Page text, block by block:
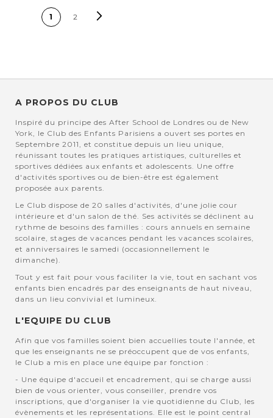
Vous lisez
1 2
A PROPOS DU CLUB
Inspiré du principe des After School de Londres ou de New
York, le Club des Enfants Parisiens a ouvert ses portes en
Septembre 2011, et constitue depuis un lieu unique,
réunissant toutes les pratiques artistiques, culturelles et
sportives dédiées aux enfants et adolescents. Une offre
d'activités sportives ou de bien-être est également
proposée aux parents.
Le Club dispose de 20 salles d'activités, d'une jolie cour
intérieure et d'un salon de thé. Ses activités se déclinent au
rythme de besoins des familles : cours annuels en semaine
scolaire, stages de vacances pendant les vacances scolaires,
et anniversaires le samedi (occasionnellement le
dimanche).
Tout y est fait pour vous faciliter la vie, tout en sachant vos
enfants bien encadrés par des enseignants de haut niveau,
dans un lieu convivial et lumineux.
L'EQUIPE DU CLUB
Afin que vos familles soient bien accuellies toute l'année, et
que les enseignants ne se préoccupent que de vos enfants,
le Club a mis en place une équipe par fonction :
- Une équipe d'accueil et encadrement, qui se charge aussi
bien de vous orienter, vous conseiller, prendre vos
inscriptions, que d'organiser la vie quotidienne du Club, les
évènements et les représentations. Elle est le point central